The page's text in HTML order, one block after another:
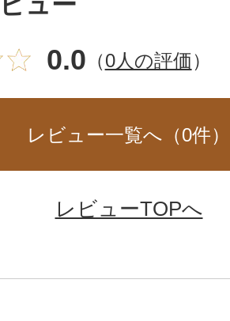
0.0 （0人の評価）
レビュー一覧へ（0件）
レビューTOPへ